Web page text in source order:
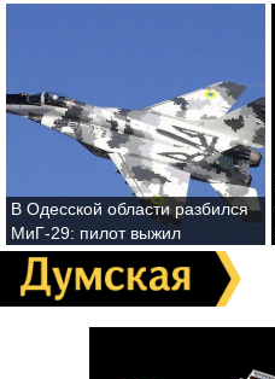
В Одесской области разбился
МиГ-29: пилот выжил